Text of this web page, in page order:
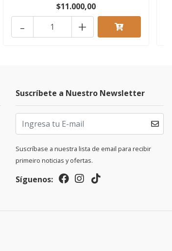
$11.000,00
- +
Suscríbete a Nuestro Newsletter
Suscríbase a nuestra lista de email para recibir
primeiro noticias y ofertas.
Síguenos: